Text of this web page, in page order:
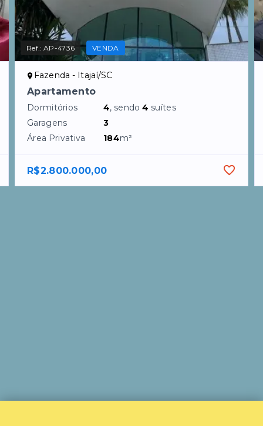
Ref.:AP-4736 VENDA
Fazenda - Itajaí/SC
Apartamento
Dormitórios 4, sendo4 suítes
Garagens
3
Área Privativa
184m²
R$2.800.000,00